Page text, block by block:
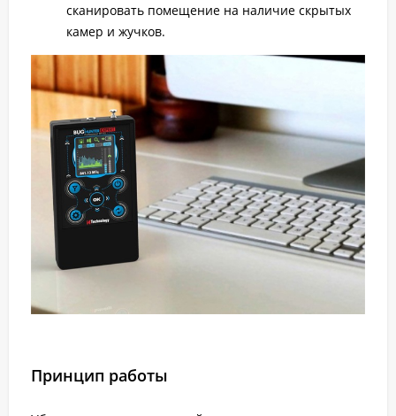
сканировать помещение на наличие скрытых
камер и жучков.
Принцип работы